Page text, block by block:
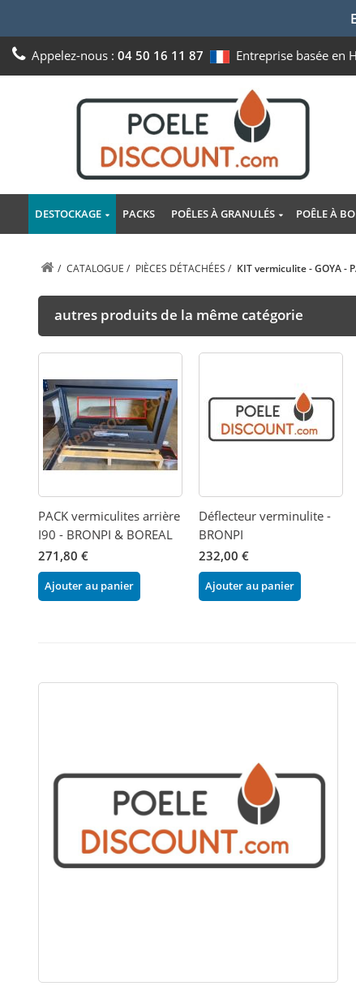
Appelez-nous : 04 50 16 11 87 Entreprise basée en
DESTOCKAGE PACKS POÊLES À GRANULÉS POÊLE À
/ CATALOGUE / PIÈCES DÉTACHÉES / KIT vermiculite - GOYA -
autres produits de la même catégorie
PACK vermiculites arrière
I90 - BRONPI & BOREAL
271,80 €
Ajouter au panier
Déflecteur verminulite -
BRONPI
232,00 €
Ajouter au panier